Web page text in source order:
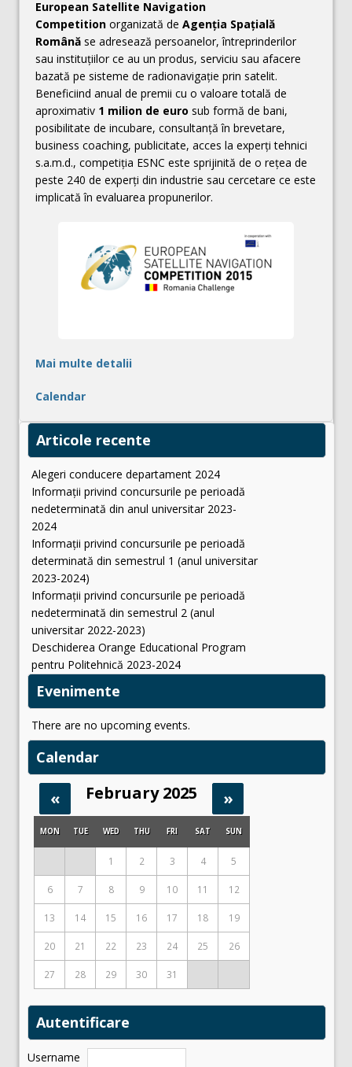
European Satellite Navigation
Competition organizată de Agenția Spațială
Română se adresează persoanelor, întreprinderilor
sau instituțiilor ce au un produs, serviciu sau afacere
bazată pe sisteme de radionavigație prin satelit.
Beneficiind anual de premii cu o valoare totală de
aproximativ 1 milion de euro sub formă de bani,
posibilitate de incubare, consultanţă în brevetare,
business coaching, publicitate, acces la experţi tehnici
s.a.m.d., competiţia ESNC este sprijinită de o reţea de
peste 240 de experţi din industrie sau cercetare ce este
implicată în evaluarea propunerilor.
Mai multe detalii
Calendar
Articole recente
Alegeri conducere departament 2024
Informații privind concursurile pe perioadă
nedeterminată din anul universitar 2023-
2024
Informații privind concursurile pe perioadă
determinată din semestrul 1 (anul universitar
2023-2024)
Informații privind concursurile pe perioadă
nedeterminată din semestrul 2 (anul
universitar 2022-2023)
Deschiderea Orange Educational Program
pentru Politehnică 2023-2024
Evenimente
There are no upcoming events.
Calendar
« February 2025 »
MON TUE WED THU FRI SAT SUN
1 2 3 4 5
6 7 8 9 10 11 12
13 14 15 16 17 18 19
20 21 22 23 24 25 26
27 28 29 30 31
Autentificare
Username